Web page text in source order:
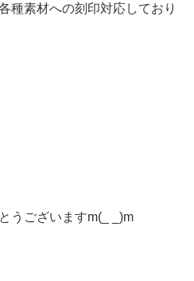
種素材への刻印対応しており
うございますm(_ _)m